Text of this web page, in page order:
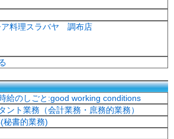
ア料理スラバヤ 調布店
給のしごと:good working conditions
ント業務（会計業務・庶務的業務）
秘書的業務)